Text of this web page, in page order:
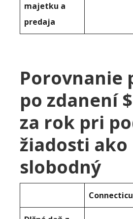
majetku a
predaja
Porovnanie
po zdanení
za rok pri
žiadosti ako
slobodný